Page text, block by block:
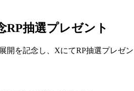
RP抽選プレゼント
開を記念し、XにてRP抽選プレゼン